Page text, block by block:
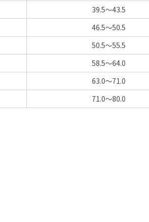
39.5～43.5
46.5～50.5
50.5～55.5
58.5～64.0
63.0～71.0
71.0～80.0